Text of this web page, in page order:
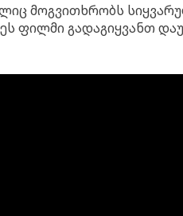
მოგვითხრობს
ფილმი გადაგიყვანთ